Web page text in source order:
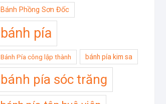
Bánh Phồng Sơn Đốc
bánh pía
Bánh Pía công lập thành bánh pía kim sa
bánh pía sóc trăng